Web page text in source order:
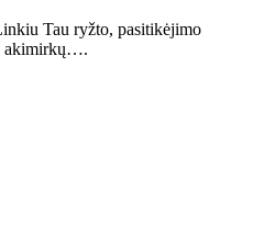
Tau ryžto, pasitikėjimo
akimirkų….